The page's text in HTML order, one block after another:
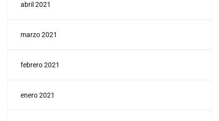
abril 2021
marzo 2021
febrero 2021
enero 2021